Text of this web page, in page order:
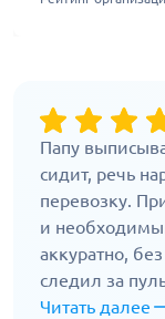
Папу
сидит, речь
перевозку.
и
аккуратно,
следил за
спокойно.
Читать далее